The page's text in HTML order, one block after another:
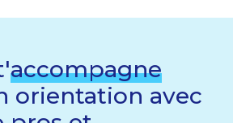
accompagne
orientation avec